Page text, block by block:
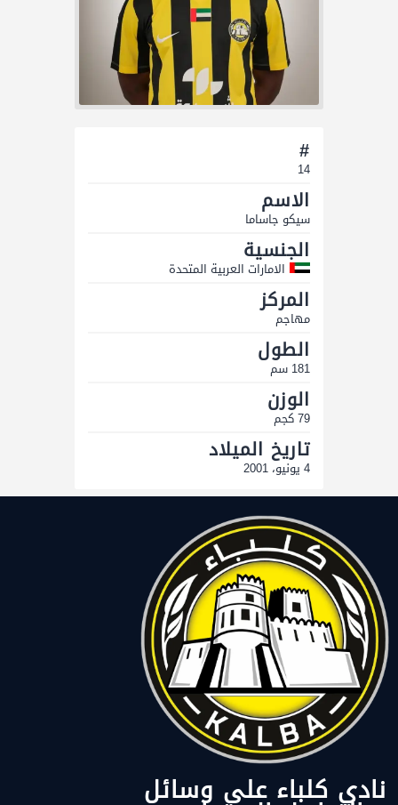
#
14
الاسم
سیكو جاساما
الجنسية
الامارات العربية المتحدة
المركز
مهاجم
الطول
181 سم
الوزن
79 كجم
تاريخ الميلاد
4 يونيو، 2001
نادي كلباء على وسائل